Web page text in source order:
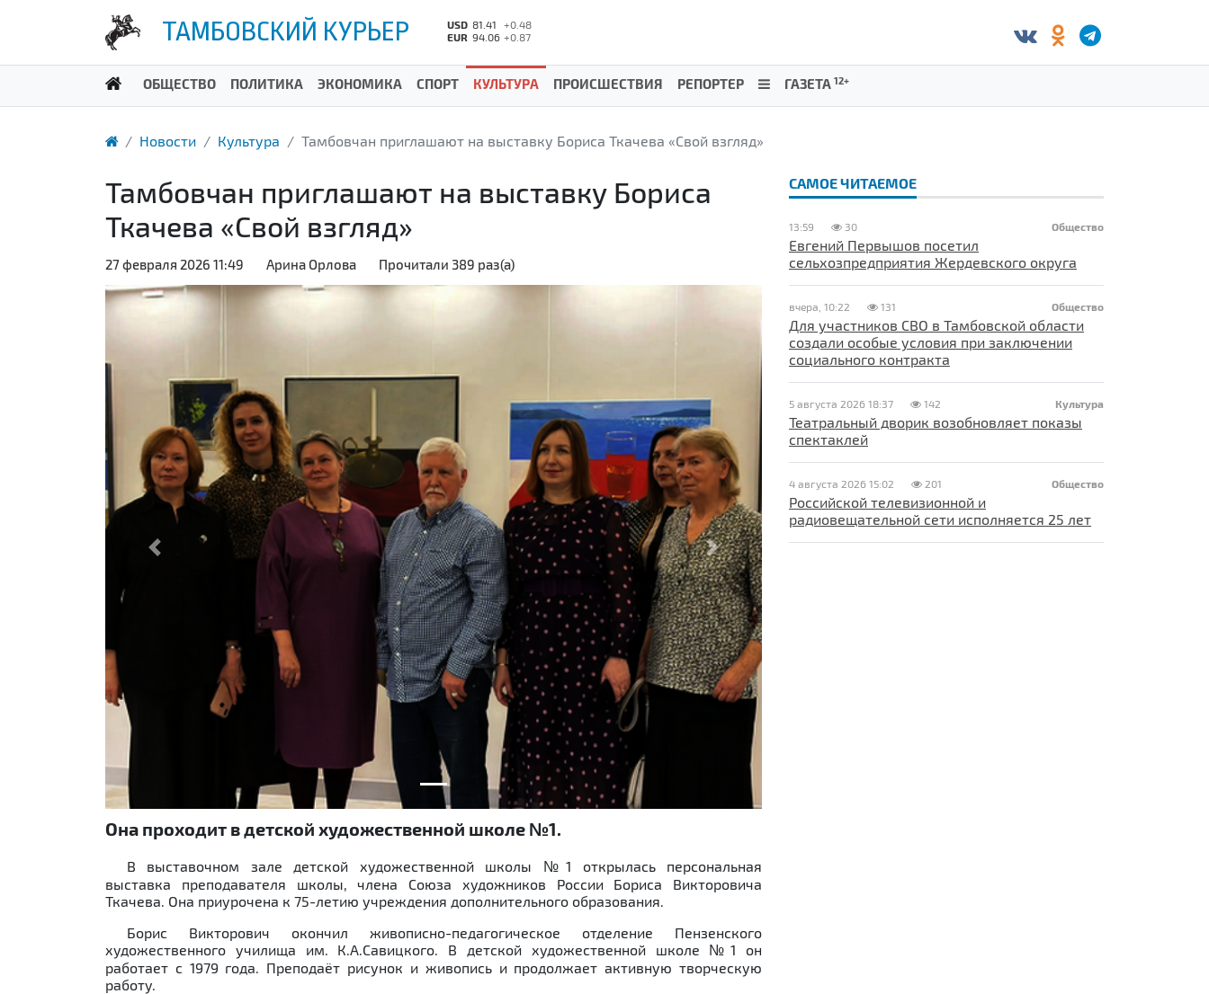
ТАМБОВСКИЙ КУРЬЕР USD 81.41
+0.48
EUR 94.06 +0.87
ОБЩЕСТВО ПОЛИТИКА ЭКОНОМИКА СПОРТ КУЛЬТУРА ПРОИСШЕСТВИЯ РЕПОРТЕР ГАЗЕТА 12+
Новости Культура Тамбовчан приглашают на выставку Бориса Ткачева «Свой взгляд»
Тамбовчан приглашают на выставку Бориса
Ткачева «Свой взгляд»
27 февраля 2026 11:49 Арина Орлова Прочитали 389 раз(а)
Previous Next
Она проходит в детской художественной школе №1.
В выставочном зале детской художественной школы №1 открылась персональная
выставка преподавателя школы, члена Союза художников России Бориса Викторовича
Ткачева. Она приурочена к 75-летию учреждения дополнительного образования.
Борис Викторович окончил живописно-педагогическое отделение Пензенского
художественного училища им. К.А.Савицкого. В детской художественной школе №1 он
работает с 1979 года. Преподаёт рисунок и живопись и продолжает активную творческую
работу.
САМОЕ ЧИТАЕМОЕ
Общество
13:59 30
Евгений Первышов посетил
сельхозпредприятия Жердевского округа
Общество
вчера, 10:22 131
Для участников СВО в Тамбовской области
создали особые условия при заключении
социального контракта
Культура
5 августа 2026 18:37 142
Театральный дворик возобновляет показы
спектаклей
Общество
4 августа 2026 15:02 201
Российской телевизионной и
радиовещательной сети исполняется 25 лет